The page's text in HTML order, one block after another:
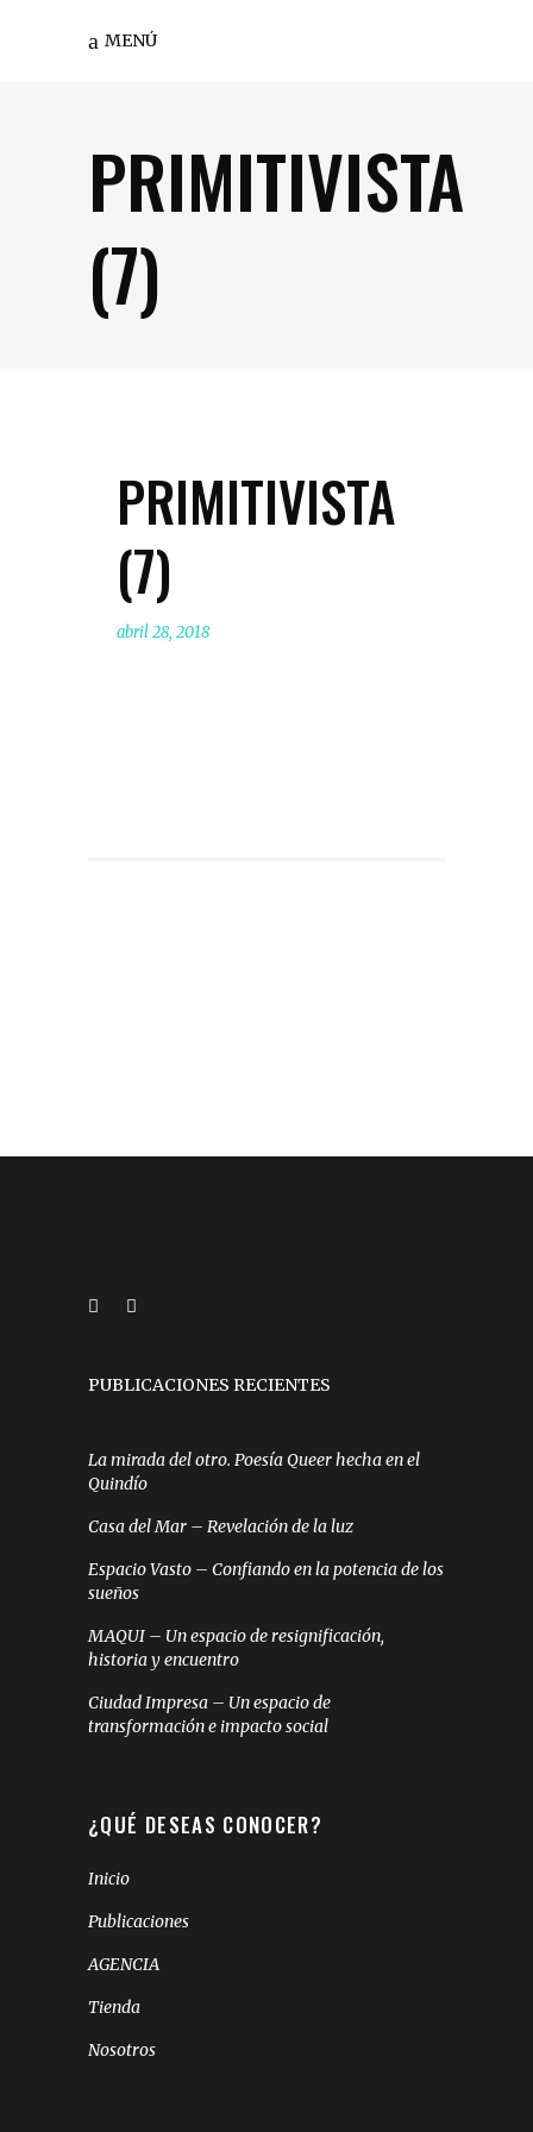
MENÚ
PRIMITIVISTA
(7)
PRIMITIVISTA
(7)
abril 28, 2018
PUBLICACIONES RECIENTES
La mirada del otro. Poesía Queer hecha en el
Quindío
Casa del Mar – Revelación de la luz
Espacio Vasto – Confiando en la potencia de los
sueños
MAQUI – Un espacio de resignificación,
historia y encuentro
Ciudad Impresa – Un espacio de
transformación e impacto social
¿QUÉ DESEAS CONOCER?
Inicio
Publicaciones
AGENCIA
Tienda
Nosotros